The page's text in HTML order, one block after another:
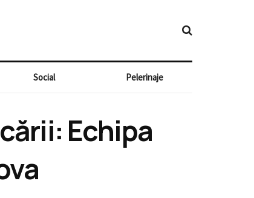
Social Pelerinaje
Echipa